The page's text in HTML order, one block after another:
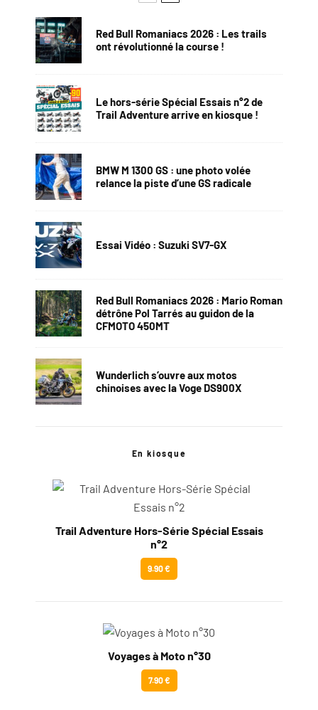
Red Bull Romaniacs 2026 : Les trails
ont révolutionné la course !
Le hors-série Spécial Essais n°2 de
Trail Adventure arrive en kiosque !
BMW M 1300 GS : une photo volée
relance la piste d’une GS radicale
Essai Vidéo : Suzuki SV7-GX
Red Bull Romaniacs 2026 : Mario Roman
détrône Pol Tarrés au guidon de la
CFMOTO 450MT
Wunderlich s’ouvre aux motos
chinoises avec la Voge DS900X
En kiosque
Trail Adventure Hors-Série Spécial Essais
n°2
9.90 €
Voyages à Moto n°30
7.90 €